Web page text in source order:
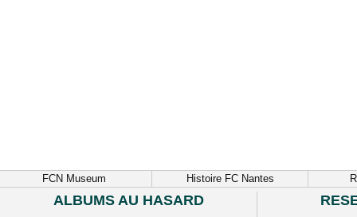
FCN Museum Histoire FC Nantes
ALBUMS AU HASARD